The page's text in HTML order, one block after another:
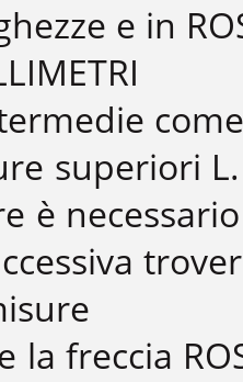
e in
superiori
è
la freccia